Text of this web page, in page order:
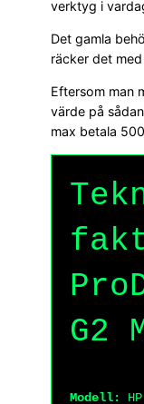
verktyg i
Det gamla
räcker det
Eftersom man
värde på
max betala
G2
Modell: